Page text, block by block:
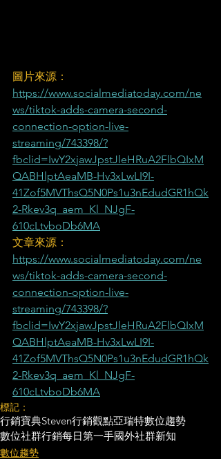
圖片來源：
https://www.socialmediatoday.com/ne
ws/tiktok-adds-camera-second-
connection-option-live-
streaming/743398/?
fbclid=IwY2xjawJpstJleHRuA2FlbQIxM
QABHlptAeaMB-Hv3xLwLI9I-
41Zof5MVThsQ5N0Ps1u3nEdudGR1hQk
2-Rkev3q_aem_Kl_NJgF-
610cLtvboDb6MA
文章來源：
https://www.socialmediatoday.com/ne
ws/tiktok-adds-camera-second-
connection-option-live-
streaming/743398/?
fbclid=IwY2xjawJpstJleHRuA2FlbQIxM
QABHlptAeaMB-Hv3xLwLI9I-
41Zof5MVThsQ5N0Ps1u3nEdudGR1hQk
2-Rkev3q_aem_Kl_NJgF-
610cLtvboDb6MA
標記：
行銷寶典Steven行銷觀點亞瑞特數位趨勢
數位社群行銷每日第一手國外社群新知
數位趨勢